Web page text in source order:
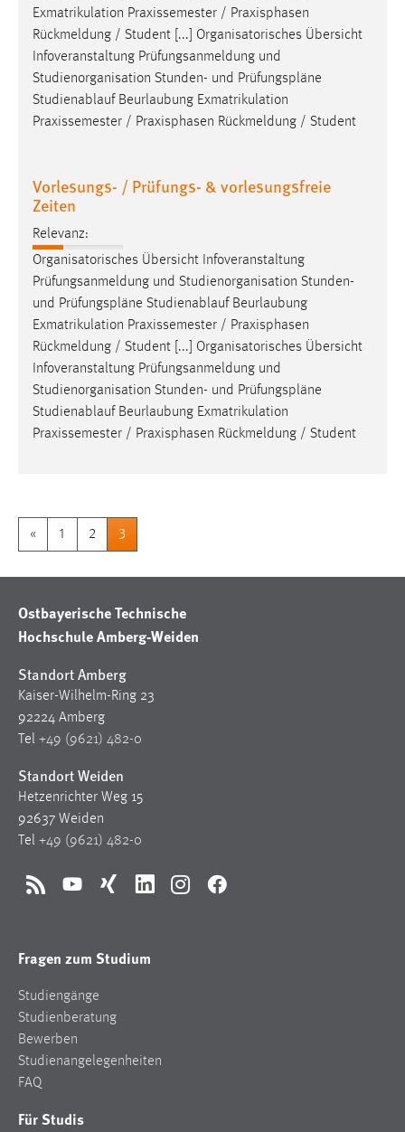
Exmatrikulation Praxissemester / Praxisphasen
Rückmeldung / Student [...] Organisatorisches Übersicht
Infoveranstaltung Prüfungsanmeldung und
Studienorganisation Stunden- und Prüfungspläne
Studienablauf Beurlaubung Exmatrikulation
Praxissemester / Praxisphasen Rückmeldung / Student
Vorlesungs- / Prüfungs- & vorlesungsfreie
Zeiten
Relevanz:
Organisatorisches Übersicht Infoveranstaltung
Prüfungsanmeldung und Studienorganisation Stunden-
und Prüfungspläne Studienablauf Beurlaubung
Exmatrikulation Praxissemester / Praxisphasen
Rückmeldung / Student [...] Organisatorisches Übersicht
Infoveranstaltung Prüfungsanmeldung und
Studienorganisation Stunden- und Prüfungspläne
Studienablauf Beurlaubung Exmatrikulation
Praxissemester / Praxisphasen Rückmeldung / Student
« 1 2 3
Ostbayerische Technische
Hochschule Amberg-Weiden
Standort Amberg
Kaiser-Wilhelm-Ring 23
92224 Amberg
Tel +49 (9621) 482-0
Standort Weiden
Hetzenrichter Weg 15
92637 Weiden
Tel +49 (9621) 482-0
RSS YouTubeXing LinkedInInstagramFacebook
Fragen zum Studium
Studiengänge
Studienberatung
Bewerben
Studienangelegenheiten
FAQ
Für Studis